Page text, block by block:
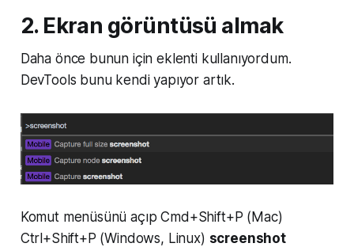
2. Ekran görüntüsü almak
Daha önce bunun için eklenti kullanıyordum.
DevTools bunu kendi yapıyor artık.
Komut menüsünü açıp Cmd+Shift+P (Mac)
Ctrl+Shift+P (Windows, Linux) screenshot